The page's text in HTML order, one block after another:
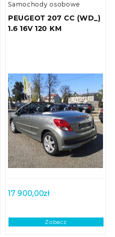
Samochody osobowe
PEUGEOT 207 CC (WD_)
1.6 16V 120 KM
17 900,00zł
Zobacz